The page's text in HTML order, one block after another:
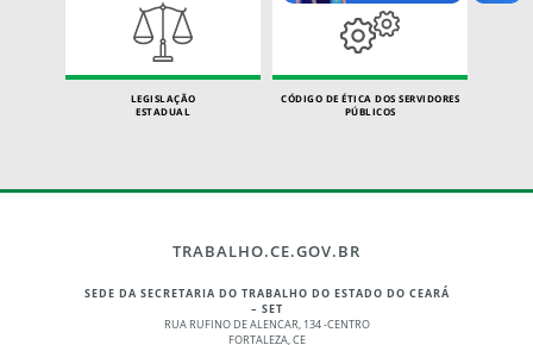
LEGISLAÇÃO
ESTADUAL
CÓDIGO DE ÉTICA DOS SERVIDORES
PÚBLICOS
TRABALHO.CE.GOV.BR
SEDE DA SECRETARIA DO TRABALHO DO ESTADO DO CEARÁ
– SET
RUA RUFINO DE ALENCAR, 134 -CENTRO
FORTALEZA, CE